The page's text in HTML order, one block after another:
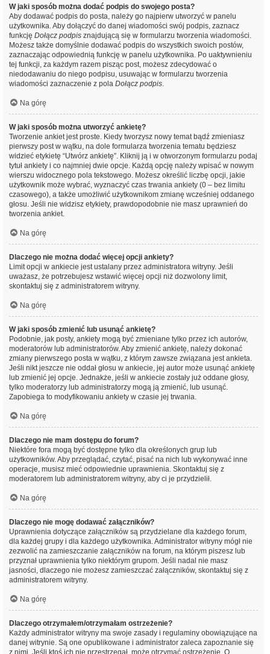
W jaki sposób można dodać podpis do swojego posta?
Aby dodawać podpis do posta, należy go najpierw utworzyć w panelu
użytkownika. Aby dołączyć do danej wiadomości swój podpis, zaznacz
funkcję Dołącz podpis znajdującą się w formularzu tworzenia wiadomości.
Możesz także domyślnie dodawać podpis do wszystkich swoich postów,
zaznaczając odpowiednią funkcję w panelu użytkownika. Po uaktywnieniu
tej funkcji, za każdym razem pisząc post, możesz zdecydować o
niedodawaniu do niego podpisu, usuwając w formularzu tworzenia
wiadomości zaznaczenie z pola Dołącz podpis.
Na górę
W jaki sposób można utworzyć ankietę?
Tworzenie ankiet jest proste. Kiedy tworzysz nowy temat bądź zmieniasz
pierwszy post w wątku, na dole formularza tworzenia tematu będziesz
widzieć etykietę “Utwórz ankietę”. Kliknij ją i w otworzonym formularzu podaj
tytuł ankiety i co najmniej dwie opcje. Każdą opcję należy wpisać w nowym
wierszu widocznego pola tekstowego. Możesz określić liczbę opcji, jakie
użytkownik może wybrać, wyznaczyć czas trwania ankiety (0 – bez limitu
czasowego), a także umożliwić użytkownikom zmianę wcześniej oddanego
głosu. Jeśli nie widzisz etykiety, prawdopodobnie nie masz uprawnień do
tworzenia ankiet.
Na górę
Dlaczego nie można dodać więcej opcji ankiety?
Limit opcji w ankiecie jest ustalany przez administratora witryny. Jeśli
uważasz, że potrzebujesz wstawić więcej opcji niż dozwolony limit,
skontaktuj się z administratorem witryny.
Na górę
W jaki sposób zmienić lub usunąć ankietę?
Podobnie, jak posty, ankiety mogą być zmieniane tylko przez ich autorów,
moderatorów lub administratorów. Aby zmienić ankietę, należy dokonać
zmiany pierwszego posta w wątku, z którym zawsze związana jest ankieta.
Jeśli nikt jeszcze nie oddał głosu w ankiecie, jej autor może usunąć ankietę
lub zmienić jej opcje. Jednakże, jeśli w ankiecie zostały już oddane głosy,
tylko moderatorzy lub administratorzy mogą ją zmienić, lub usunąć.
Zapobiega to modyfikowaniu ankiety w czasie jej trwania.
Na górę
Dlaczego nie mam dostępu do forum?
Niektóre fora mogą być dostępne tylko dla określonych grup lub
użytkowników. Aby przeglądać, czytać, pisać na nich lub wykonywać inne
operacje, musisz mieć odpowiednie uprawnienia. Skontaktuj się z
moderatorem lub administratorem witryny, aby ci je przydzielił.
Na górę
Dlaczego nie mogę dodawać załączników?
Uprawnienia dotyczące załączników są przydzielane dla każdego forum,
dla każdej grupy i dla każdego użytkownika. Administrator witryny mógł nie
zezwolić na zamieszczanie załączników na forum, na którym piszesz lub
przyznał uprawnienia tylko niektórym grupom. Jeśli nadal nie masz
jasności, dlaczego nie możesz zamieszczać załączników, skontaktuj się z
administratorem witryny.
Na górę
Dlaczego otrzymałem/otrzymałam ostrzeżenie?
Każdy administrator witryny ma swoje zasady i regulaminy obowiązujące na
danej witrynie. Są one opublikowane i administrator zaleca zapoznanie się